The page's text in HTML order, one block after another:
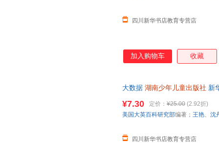
四川新华书店教育专营店
加入购物车 收藏
大数据 湖南少年儿童出版社 新
¥7.30 定价： ¥25.00 (2.92折)
四川新华书店教育专营店
美国大英百科研究部编著； 王艳、 沈